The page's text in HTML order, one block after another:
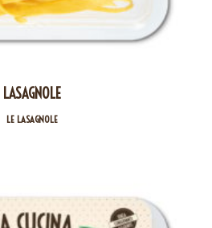
LASAGNOLE
LE LASAGNOLE